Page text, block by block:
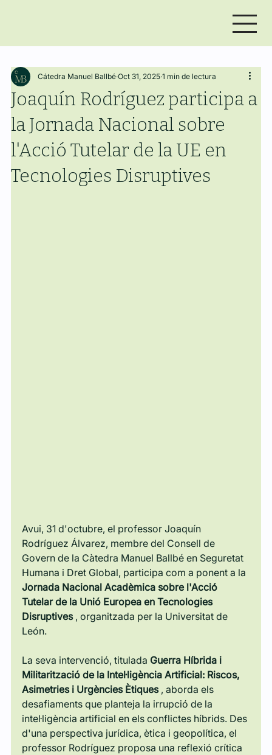
Joaquín Rodríguez participa a
la Jornada Nacional sobre
l'Acció Tutelar de la UE en
Tecnologies Disruptives
Cátedra Manuel Ballbé Oct 31, 2025 1 min de lectura
Avui, 31 d'octubre, el professor Joaquín
Rodríguez Álvarez, membre del Consell de
Govern de la Càtedra Manuel Ballbé en Seguretat
Humana i Dret Global, participa com a ponent a la
Jornada Nacional Acadèmica sobre l'Acció
Tutelar de la Unió Europea en Tecnologies
Disruptives , organitzada per la Universitat de
León.
La seva intervenció, titulada Guerra Híbrida i
Militarització de la Intel·ligència Artificial: Riscos,
Asimetries i Urgències Ètiques , aborda els
desafiaments que planteja la irrupció de la
intel·ligència artificial en els conflictes híbrids. Des
d'una perspectiva jurídica, ètica i geopolítica, el
professor Rodríguez proposa una reflexió crítica